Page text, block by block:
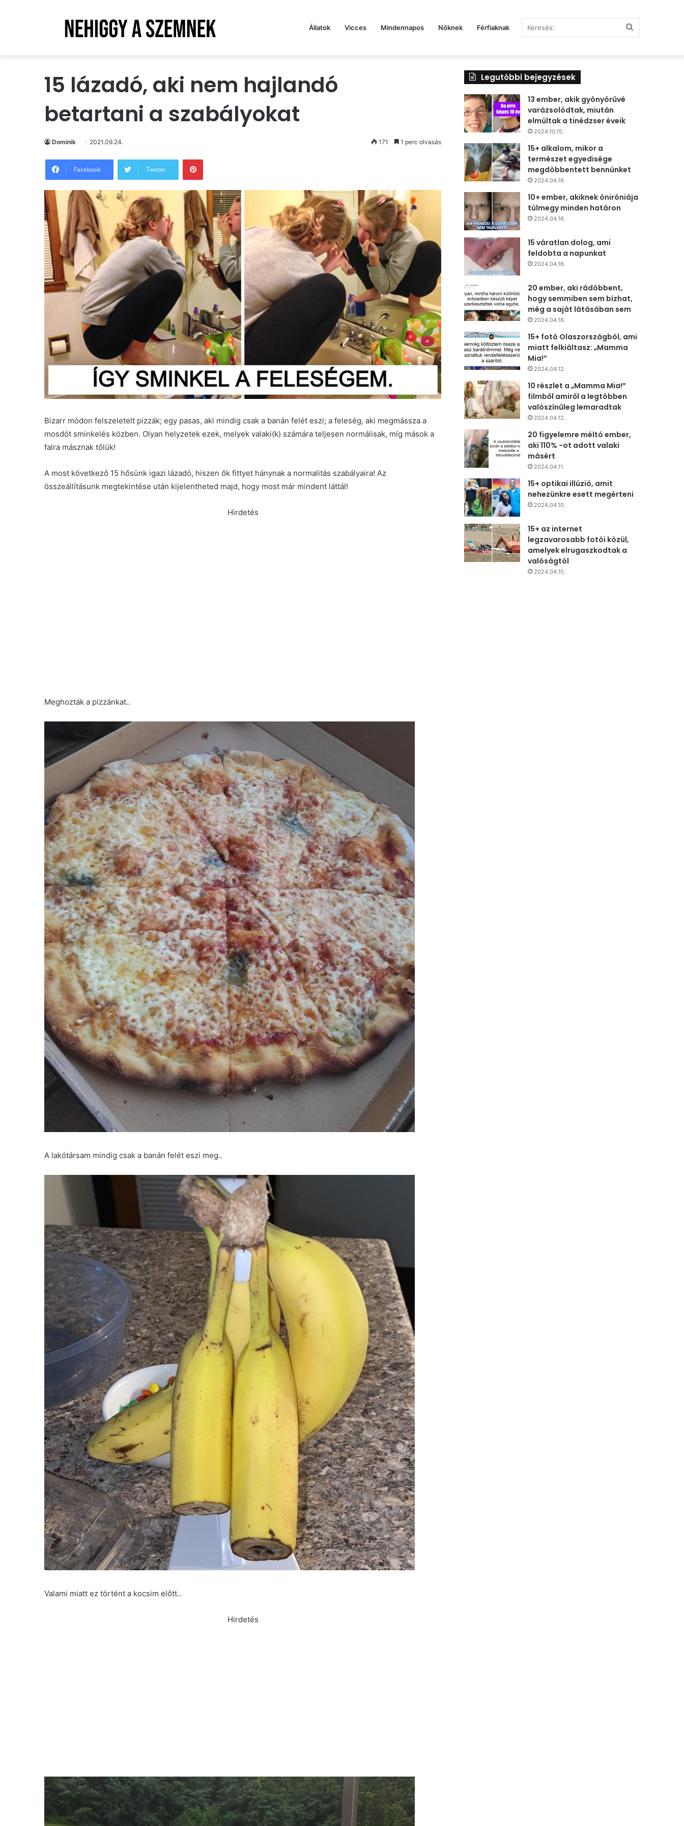
Állatok Vicces Mindennapos Nőknek Férfiaknak
15 lázadó, aki nem hajlandó
betartani a szabályokat
Dominik 2021.09.24. 171 1 perc olvasás
Facebook Twitter
Pinterest
Bizarr módon felszeletelt pizzák; egy pasas, aki mindig csak a banán felét eszi; a feleség, aki megmássza a
mosdót sminkelés közben. Olyan helyzetek ezek, melyek valaki(k) számára teljesen normálisak, míg mások a
falra másznak tőlük!
A most következő 15 hősünk igazi lázadó, hiszen ők fittyet hánynak a normalitás szabályaira! Az
összeállításunk megtekintése után kijelentheted majd, hogy most már mindent láttál!
Hirdetés
Meghozták a pizzánkat..
A lakótársam mindig csak a banán felét eszi meg..
Valami miatt ez történt a kocsim előtt..
Hirdetés
Legutóbbi bejegyzések
13 ember, akik gyönyörűvé
varázsolódtak, miután
elmúltak a tinédzser éveik
2024.10.15.
15+ alkalom, mikor a
természet egyedisége
megdöbbentett bennünket
2024.04.16.
10+ ember, akiknek öniróniája
túlmegy minden határon
2024.04.16.
15 váratlan dolog, ami
feldobta a napunkat
2024.04.16.
20 ember, aki rádöbbent,
hogy semmiben sem bízhat,
még a saját látásában sem
2024.04.16.
15+ fotó Olaszországból, ami
miatt felkiáltasz: „Mamma
Mia!”
2024.04.12.
10 részlet a „Mamma Mia!”
filmből amiről a legtöbben
valószínűleg lemaradtak
2024.04.12.
20 figyelemre méltó ember,
aki 110% -ot adott valaki
másért
2024.04.11.
15+ optikai illúzió, amit
nehezünkre esett megérteni
2024.04.10.
15+ az internet
legzavarosabb fotói közül,
amelyek elrugaszkodtak a
valóságtól
2024.04.10.